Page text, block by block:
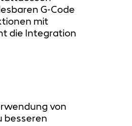
G-Code
mit
die Integration
von
besseren